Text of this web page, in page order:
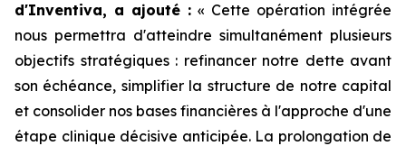
d'Inventiva, a ajouté :« Cette opération intégrée
nous permettra d'atteindre simultanément plusieurs
objectifs stratégiques : refinancer notre dette avant
son échéance, simplifier la structure de notre capital
et consolider nos bases financières à l'approche d'une
étape clinique décisive anticipée. La prolongation de